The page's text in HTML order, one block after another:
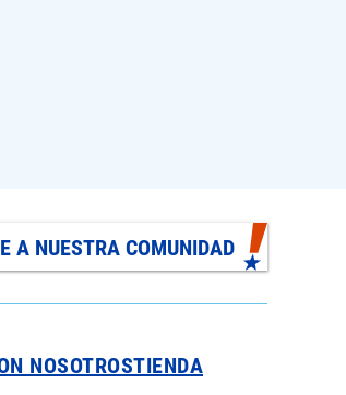
A NUESTRA COMUNIDAD
NOSOTROSTIENDA